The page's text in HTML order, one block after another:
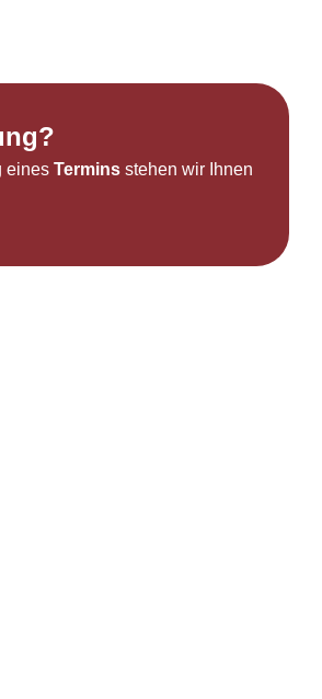
eines Termins stehen wir Ihnen